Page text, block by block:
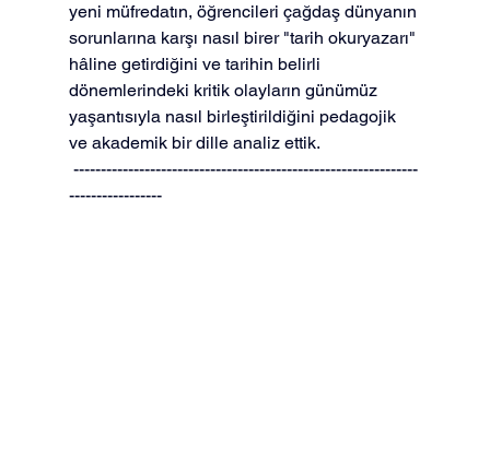
yeni müfredatın, öğrencileri çağdaş dünyanın
sorunlarına karşı nasıl birer "tarih okuryazarı"
hâline getirdiğini ve tarihin belirli
dönemlerindeki kritik olayların günümüz
yaşantısıyla nasıl birleştirildiğini pedagojik
ve akademik bir dille analiz ettik.
-----------------